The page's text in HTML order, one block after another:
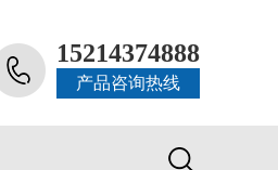
15214374888
产品咨询热线